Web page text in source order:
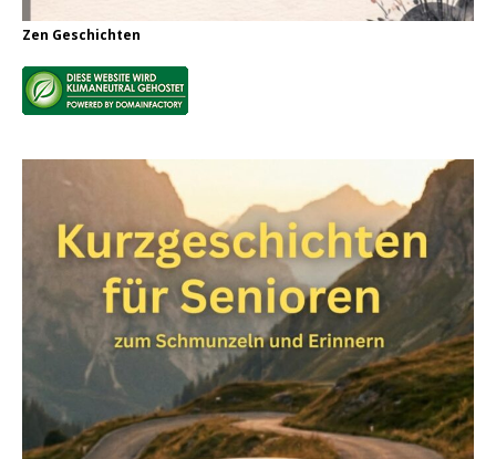
Zen Geschichten